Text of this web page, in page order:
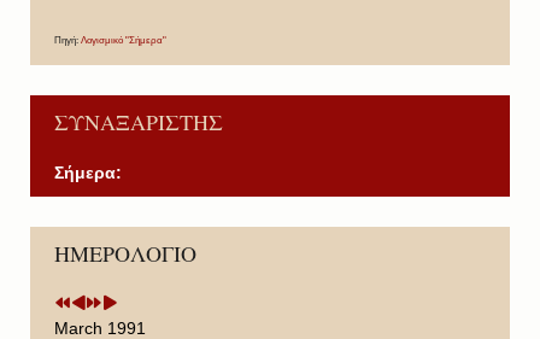
Πηγή: Λογισμικό "Σήμερα"
ΣΥΝΑΞΑΡΙΣΤΗΣ
Σήμερα:
ΗΜΕΡΟΛΟΓΙΟ
P
r
v
i
P
r
v
i
N
e
t
Y
N
e
t
M
March 1991